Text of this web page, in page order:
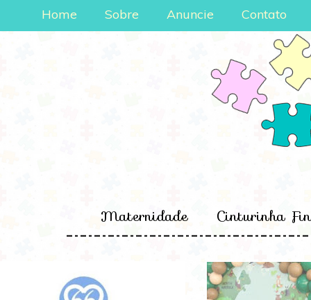
Maternidade Cinturinha
Home Sobre Anuncie Contato